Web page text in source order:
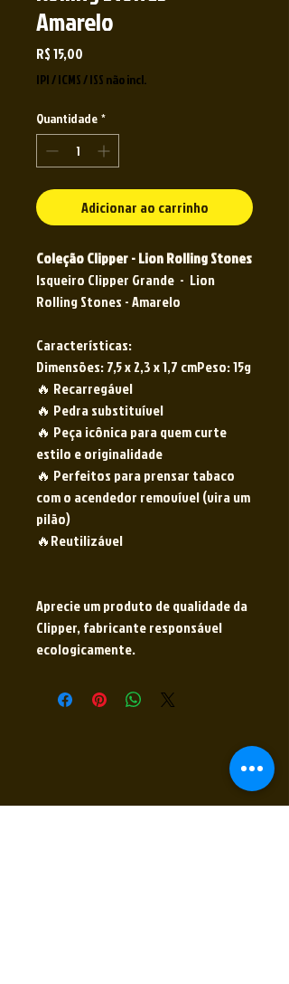
Amarelo
R$ 15,00
IPI / ICMS / ISS não incl.
Quantidade *
Adicionar ao carrinho
Coleção Clipper - Lion Rolling Stones
Isqueiro Clipper Grande - Lion
Rolling Stones - Amarelo
Características:
Dimensões: 7,5 x 2,3 x 1,7 cmPeso: 15g
🔥 Recarregável
🔥 Pedra substituível
🔥 Peça icônica para quem curte
estilo e originalidade
🔥 Perfeitos para prensar tabaco
com o acendedor removível (vira um
pilão)
🔥Reutilizável
Aprecie um produto de qualidade da
Clipper, fabricante responsável
ecologicamente.